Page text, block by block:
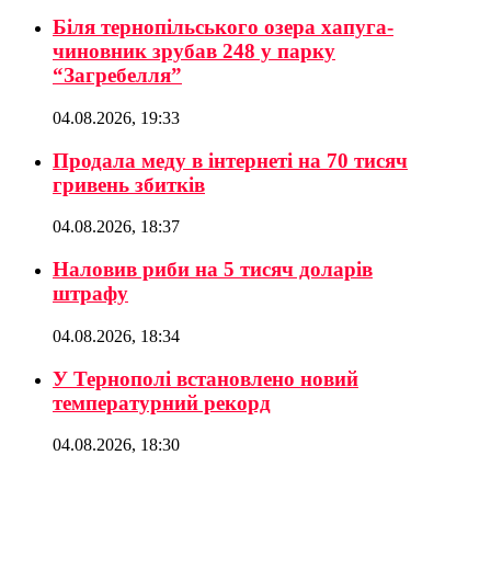
Біля тернопільського озера хапуга-
чиновник зрубав 248 у парку
“Загребелля”
04.08.2026, 19:33
Продала меду в інтернеті на 70 тисяч
гривень збитків
04.08.2026, 18:37
Наловив риби на 5 тисяч доларів
штрафу
04.08.2026, 18:34
У Тернополі встановлено новий
температурний рекорд
04.08.2026, 18:30